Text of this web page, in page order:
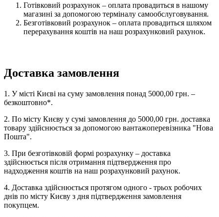
Готівковий розрахунок – оплата провадиться в нашому
магазині за допомогою терміналу самообслуговування.
Безготівковий розрахунок – оплата провадиться шляхом
перерахування коштів на наш розрахунковий рахунок.
Доставка замовлення
1. У місті Києві на суму замовлення понад 5000,00 грн. –
безкоштовно*.
2. По місту Києву у сумі замовлення до 5000,00 грн. доставка
товару здійснюється за допомогою вантажоперевізника "Нова
Пошта".
3. При безготівковій формі розрахунку – доставка
здійснюється після отримання підтвердження про
надходження коштів на наш розрахунковий рахунок.
4. Доставка здійснюється протягом одного - трьох робочих
днів по місту Києву з дня підтвердження замовлення
покупцем.